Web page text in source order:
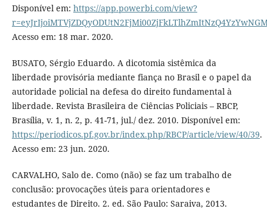
Disponível em: https://app.powerbi.com/view?
Acesso em: 18 mar. 2020.
BUSATO, Sérgio Eduardo. A dicotomia sistêmica da
liberdade provisória mediante fiança no Brasil e o papel da
autoridade policial na defesa do direito fundamental à
liberdade. Revista Brasileira de Ciências Policiais – RBCP,
Brasília, v. 1, n. 2, p. 41-71, jul./ dez. 2010. Disponível em:
https://periodicos.pf.gov.br/index.php/RBCP/article/view/40/39.
Acesso em: 23 jun. 2020.
CARVALHO, Salo de. Como (não) se faz um trabalho de
conclusão: provocações úteis para orientadores e
estudantes de Direito. 2. ed. São Paulo: Saraiva, 2013.